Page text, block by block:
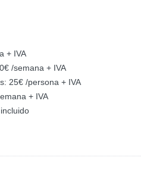
+ IVA
/semana + IVA
25€ /persona + IVA
+ IVA